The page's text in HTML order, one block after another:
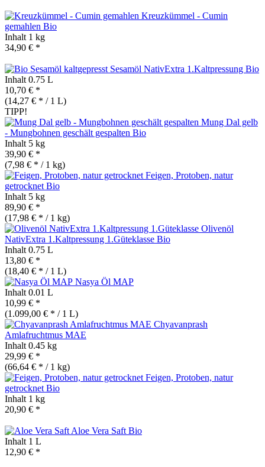
Kreuzkümmel - Cumin
gemahlen Bio
Inhalt 1 kg
34,90 € *
Sesamöl NativExtra 1.Kaltpressung Bio
Inhalt 0.75 L
10,70 € *
(14,27 € * / 1 L)
TIPP!
Mung Dal gelb
- Mungbohnen geschält gespalten Bio
Inhalt 5 kg
39,90 € *
(7,98 € * / 1 kg)
Feigen, Protoben, natur
getrocknet Bio
Inhalt 5 kg
89,90 € *
(17,98 € * / 1 kg)
Olivenöl
NativExtra 1.Kaltpressung 1.Güteklasse Bio
Inhalt 0.75 L
13,80 € *
(18,40 € * / 1 L)
Nasya Öl MAP
Inhalt 0.01 L
10,99 € *
(1.099,00 € * / 1 L)
Chyavanprash
Amlafruchtmus MAE
Inhalt 0.45 kg
29,99 € *
(66,64 € * / 1 kg)
Feigen, Protoben, natur
getrocknet Bio
Inhalt 1 kg
20,90 € *
Aloe Vera Saft Bio
Inhalt 1 L
12,90 € *